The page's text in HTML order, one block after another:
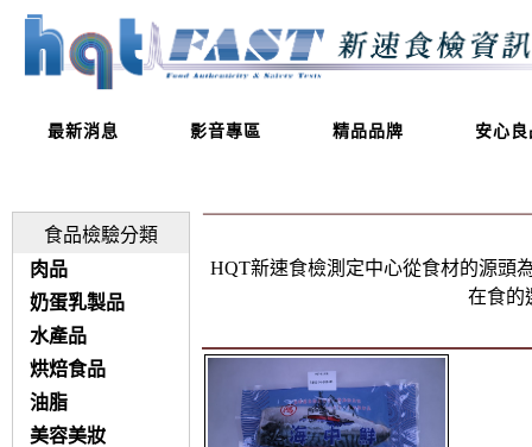
最新消息 影音專區 精品品牌 安心良
食品檢驗分類
肉品
奶蛋乳製品
水產品
烘焙食品
油脂
美容美妝
HQT新速食檢測定中心從食材的源頭
在食的